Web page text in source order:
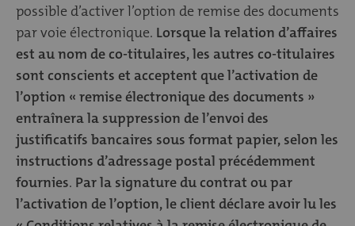
possible d’activer l’option de remise des documents
par voie électronique. Lorsque la relation d’affaires
est au nom de co-titulaires, les autres co-titulaires
sont conscients et acceptent que l’activation de
l’option « remise électronique des documents »
entraînera la suppression de l’envoi des
justificatifs bancaires sous format papier, selon les
instructions d’adressage postal précédemment
fournies. Par la signature du contrat ou par
l’activation de l’option, le client déclare avoir lu les